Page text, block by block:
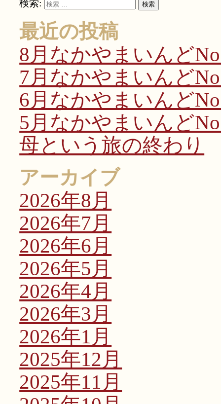
検索: 検索
最近の投稿
8月なかやまいんど
7月なかやまいんど
6月なかやまいんど
5月なかやまいんど
母という旅の終わり
アーカイブ
2026年8月
2026年7月
2026年6月
2026年5月
2026年4月
2026年3月
2026年1月
2025年12月
2025年11月